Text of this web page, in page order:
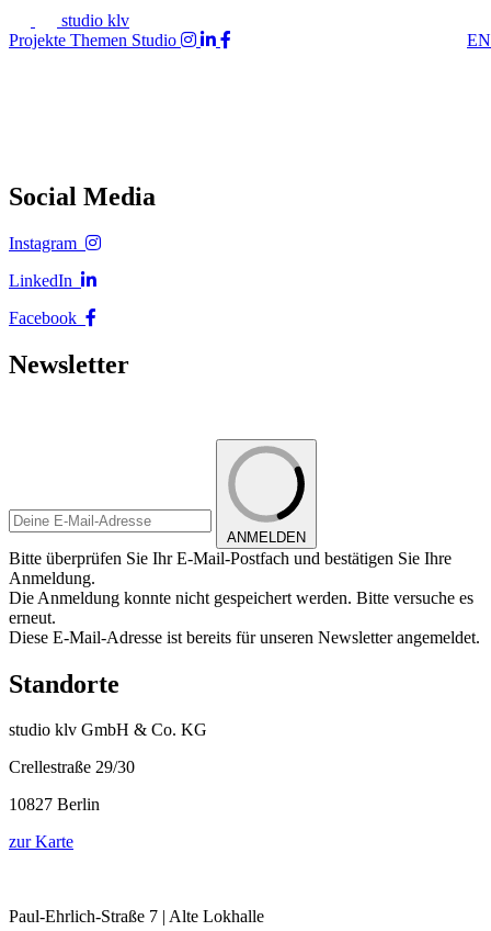
studio klv
Projekte Themen Studio EN
Social Media
Instagram
LinkedIn
Facebook
Newsletter
ANMELDEN
Bitte überprüfen Sie Ihr E-Mail-Postfach und bestätigen Sie Ihre
Anmeldung.
Die Anmeldung konnte nicht gespeichert werden. Bitte versuche es
erneut.
Diese E-Mail-Adresse ist bereits für unseren Newsletter angemeldet.
Standorte
studio klv GmbH & Co. KG
Crellestraße 29/30
10827 Berlin
zur Karte
Paul-Ehrlich-Straße 7 | Alte Lokhalle